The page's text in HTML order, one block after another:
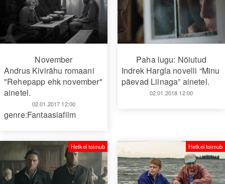
November
Andrus Kivirähu romaani
"Rehepapp ehk november"
ainetel.
02.01.2017 12:00
genre:Fantaasiafilm
Paha lugu: Nõiutud
Indrek Hargla novelli “Minu
päevad Liinaga” ainetel.
02.01.2018 12:00
Hetkel toimub Hetkel toimub